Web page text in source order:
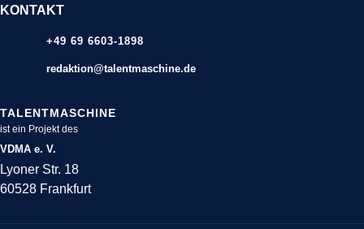
KONTAKT
+49 69 6603-1898
redaktion@talentmaschine.de
TALENTMASCHINE
ist ein Projekt des
VDMA e. V.
Lyoner Str. 18
60528 Frankfurt